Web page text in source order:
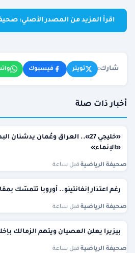
اقرأ المزيد من المصدر الأصلي:
شارك: تويتر فيسبوك
أخبار ذات صلة
«خليجي 27».. العراق وعُمان يدشنان
«الإنماء»
صحيفة الرياضية قبل ساعة
رغم اعتذار إنفانتينو.. أوروبا تتمسّك
صحيفة الرياضية قبل ساعة
بيزيرا يعلن العصيان ويتهم الزمالك
صحيفة الرياضية قبل ساعة